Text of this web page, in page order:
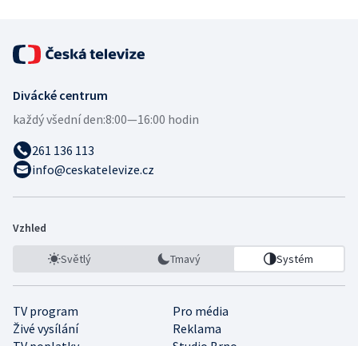
Divácké centrum
každý všední den:8:00—16:00 hodin
261 136 113
info@ceskatelevize.cz
Vzhled
Světlý Tmavý Systém
TV program
Pro média
Živé vysílání
Reklama